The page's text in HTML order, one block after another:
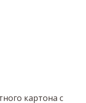
картона с